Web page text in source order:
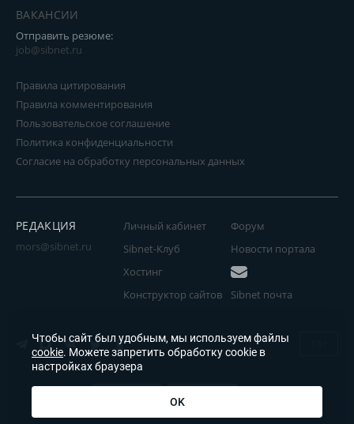
ВАКАНСИИ
Отправить резюме:
job@sibnet.ru
Правила цитирования
Правила комментирования
Пользовательское соглашение
Политика конфиденциальности
Согласие на обработку персональных данных
РЕДАКЦИЯ
mors@sibnet.ru
Личный кабинет
Sibnet-Клуб
Форум
Новости портала
Хостинг
Конструктор сайтов
Sibnet почта
Чтобы сайт был удобным, мы используем файлы
cookie. Можете запретить обработку cookie в
настройках браузера
OK